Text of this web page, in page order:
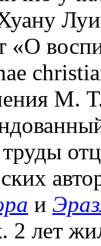
«О
М.
и
лет